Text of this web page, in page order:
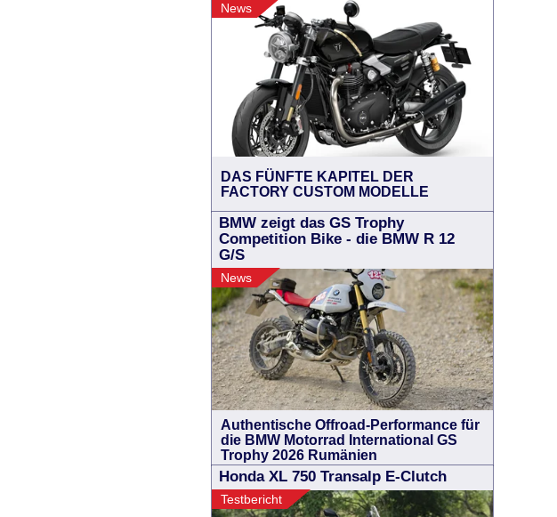
News
DAS FÜNFTE KAPITEL DER
FACTORY CUSTOM MODELLE
BMW zeigt das GS Trophy
Competition Bike - die BMW R 12
G/S
News
Authentische Offroad-Performance für
die BMW Motorrad International GS
Trophy 2026 Rumänien
Honda XL 750 Transalp E-Clutch
Testbericht